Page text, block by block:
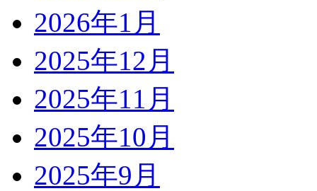
2026年1月
2025年12月
2025年11月
2025年10月
2025年9月